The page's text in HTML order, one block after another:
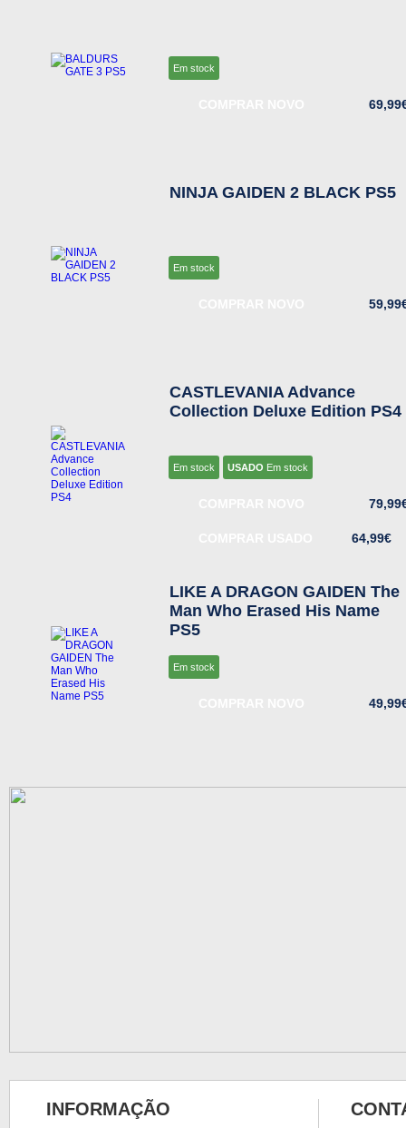
Em stock
NINJA GAIDEN 2 BLACK PS5
Em stock
CASTLEVANIA Advance
Collection Deluxe Edition PS4
Em stock USADO Em stock
64,99€
LIKE A DRAGON GAIDEN The
Man Who Erased His Name
PS5
Em stock
INFORMAÇÃO